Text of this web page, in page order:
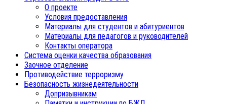
О проекте
Условия предоставления
Материалы для студентов и абитуриентов
Материалы для педагогов и руководителей
Контакты оператора
Система оценки качества образования
Заочное отделение
Противодействие терроризму
Безопасность жизнедеятельности
Допризывникам